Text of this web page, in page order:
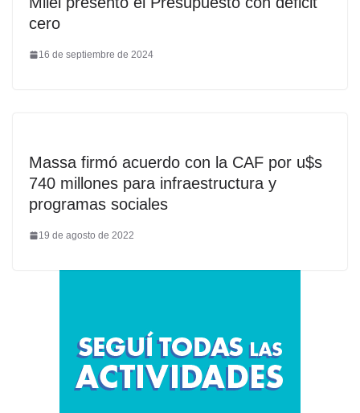
cero
16 de septiembre de 2024
Massa firmó acuerdo con la CAF por u$s
740 millones para infraestructura y
programas sociales
19 de agosto de 2022